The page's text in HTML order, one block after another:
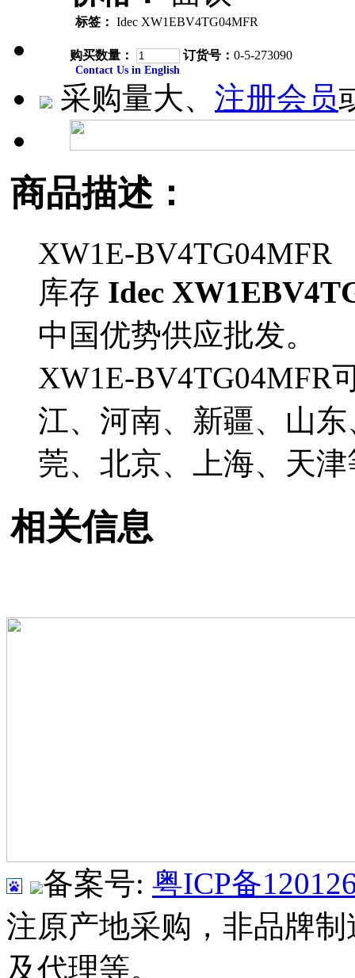
标签： Idec XW1EBV4TG04MFR
购买数量： 订货号： 0-5-273090
Contact Us in English
采购量大、 注册会员
商品描述：
XW1E-BV4TG04MFR
库存 Idec
中国优势供应批发。
XW1E-BV4TG04MFR
江、河南、新疆、山
莞、北京、上海、天
相关信息
备案号: 粤ICP备
注原产地采购，非品牌
及代理等。